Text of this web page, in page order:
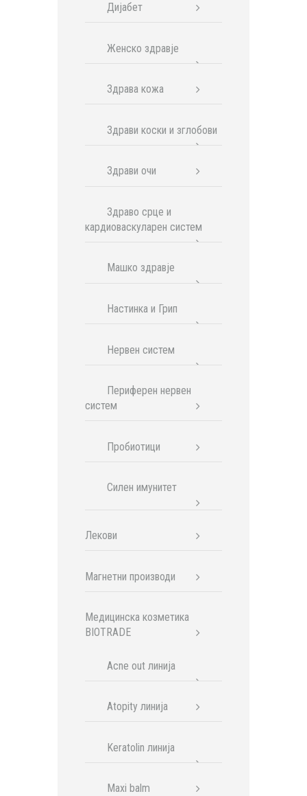
Дијабет
Женско здравје
Здрава кожа
Здрави коски и зглобови
Здрави очи
Здраво срце и
кардиоваскуларен систем
Машко здравје
Настинка и Грип
Нервен систем
Периферен нервен
систем
Пробиотици
Силен имунитет
Лекови
Магнетни производи
Медицинска козметика
BIOTRADE
Acne out линија
Atopity линија
Keratolin линија
Maxi balm